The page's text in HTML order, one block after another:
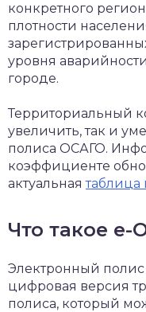
конкретного
плотности
уровня
городе.
Территориальный
увеличить, так и
полиса ОСАГО.
коэффициенте
актуальнаятаблица
Что такое е-
Электронный полис
цифровая версия
полиса, который